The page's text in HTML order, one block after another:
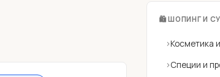
🛍 ШОПИНГ И
›Косметика
›Специи и